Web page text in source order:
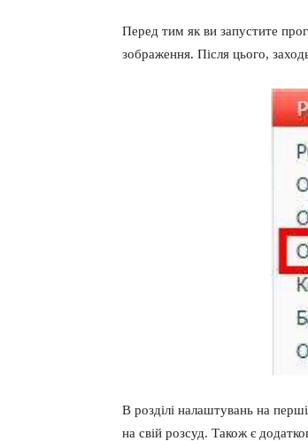
Перед тим як ви запустите
зображення. Після цього,
В розділі налаштувань на
на свій розсуд. Також є